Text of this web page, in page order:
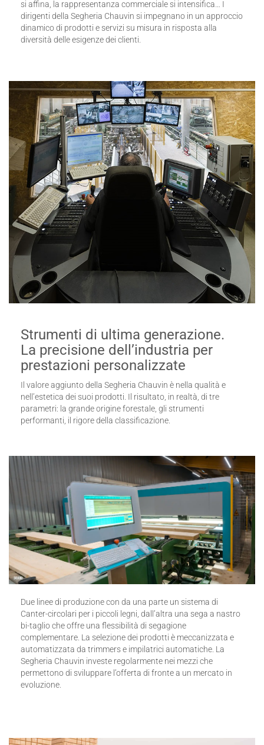
si affina, la rappresentanza commerciale si intensifica… I
dirigenti della Segheria Chauvin si impegnano in un approccio
dinamico di prodotti e servizi su misura in risposta alla
diversità delle esigenze dei clienti.
Strumenti di ultima generazione.
La precisione dell’industria per
prestazioni personalizzate
Il valore aggiunto della Segheria Chauvin è nella qualità e
nell’estetica dei suoi prodotti. Il risultato, in realtà, di tre
parametri: la grande origine forestale, gli strumenti
performanti, il rigore della classificazione.
Due linee di produzione con da una parte un sistema di
Canter-circolari per i piccoli legni, dall’altra una sega a nastro
bi-taglio che offre una flessibilità di segagione
complementare. La selezione dei prodotti è meccanizzata e
automatizzata da trimmers e impilatrici automatiche. La
Segheria Chauvin investe regolarmente nei mezzi che
permettono di sviluppare l’offerta di fronte a un mercato in
evoluzione.